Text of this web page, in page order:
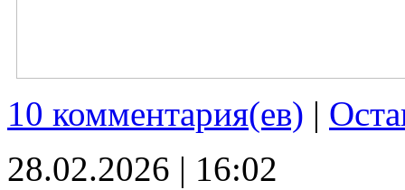
10 комментария(ев) |
28.02.2026 | 16:02